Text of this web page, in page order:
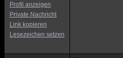
Profil anzeigen
Private Nachricht
Link kopieren
Lesezeichen setzen